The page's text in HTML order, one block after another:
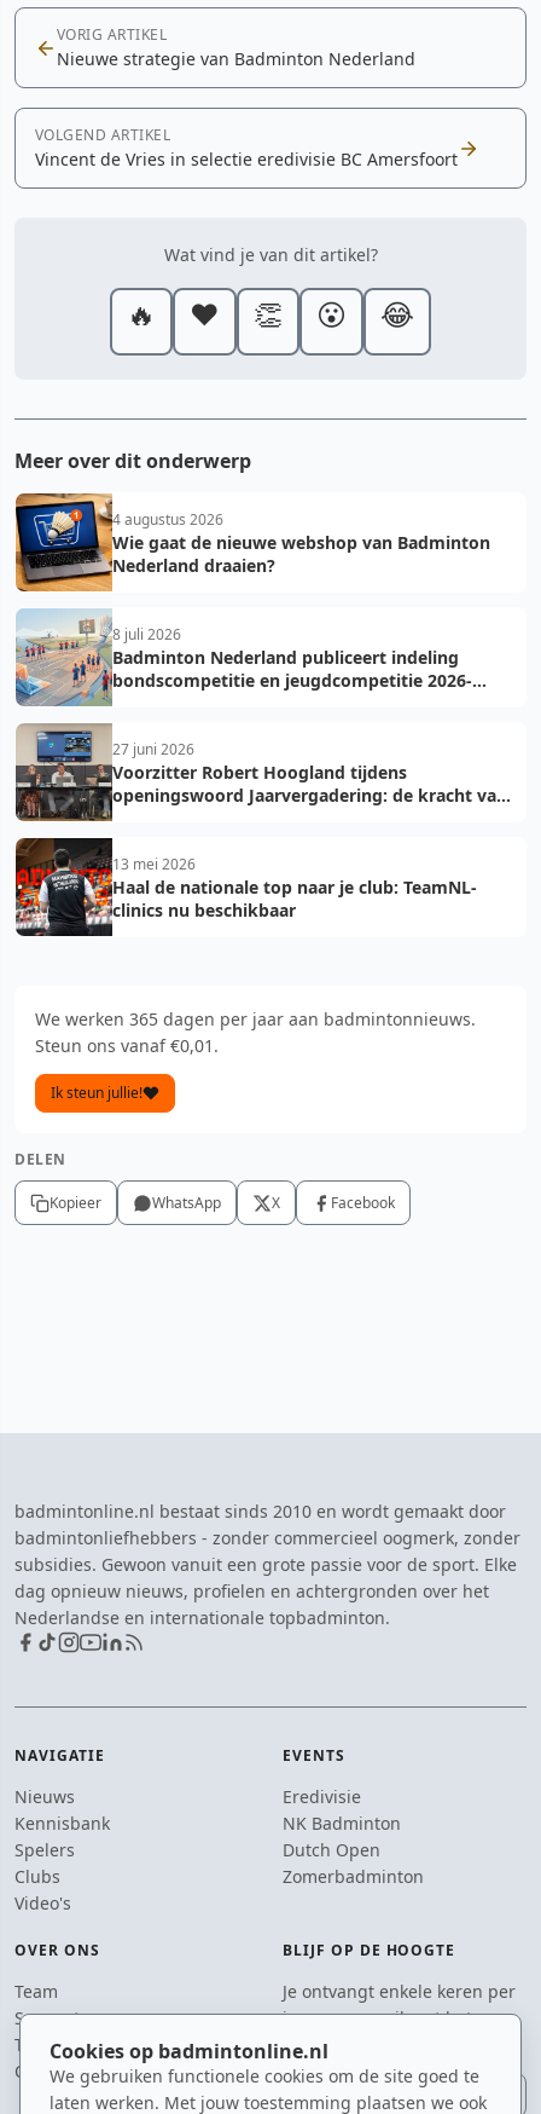
Cookies op badmintonline.nl
We gebruiken functionele cookies om de site goed te
laten werken. Met jouw toestemming plaatsen we ook
VORIG ARTIKEL
Nieuwe strategie van Badminton Nederland
VOLGEND ARTIKEL
Vincent de Vries in selectie eredivisie BC Amersfoort
Wat vind je van dit artikel?
🔥 ❤️ 👏 😮 😂
Meer over dit onderwerp
4 augustus 2026
Wie gaat de nieuwe webshop van Badminton
Nederland draaien?
8 juli 2026
Badminton Nederland publiceert indeling
bondscompetitie en jeugdcompetitie 2026-
27 juni 2026
Voorzitter Robert Hoogland tijdens
openingswoord Jaarvergadering: de kracht van
13 mei 2026
Haal de nationale top naar je club: TeamNL-
clinics nu beschikbaar
We werken 365 dagen per jaar aan badmintonnieuws.
Steun ons vanaf €0,01.
Ik steun jullie!
DELEN
Kopieer WhatsApp X Facebook
badmintonline.nl bestaat sinds 2010 en wordt gemaakt door
badmintonliefhebbers - zonder commercieel oogmerk, zonder
subsidies. Gewoon vanuit een grote passie voor de sport. Elke
dag opnieuw nieuws, profielen en achtergronden over het
Nederlandse en internationale topbadminton.
NAVIGATIE
Nieuws
Kennisbank
Spelers
Clubs
Video's
EVENTS
Eredivisie
NK Badminton
Dutch Open
Zomerbadminton
OVER ONS
Team
Supporters
Tip de redactie
Contact
BLIJF OP DE HOOGTE
Je ontvangt enkele keren per
jaar een e-mail met het
laatste badmintonnieuws.
E-mailadres